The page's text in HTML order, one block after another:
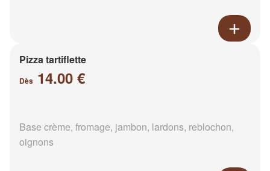
Pizza tartiflette
Dès 14.00 €
Base crème, fromage, jambon, lardons, reblochon,
oignons